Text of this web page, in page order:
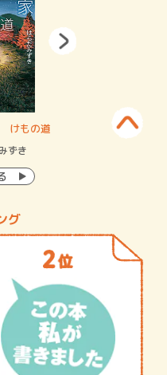
けもの道
ずき
グ